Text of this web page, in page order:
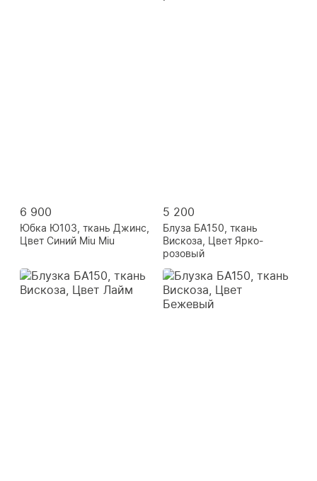
6 900
Юбка Ю103, ткань Джинс,
Цвет Синий Miu Miu
5 200
Блуза БА150, ткань
Вискоза, Цвет Ярко-
розовый